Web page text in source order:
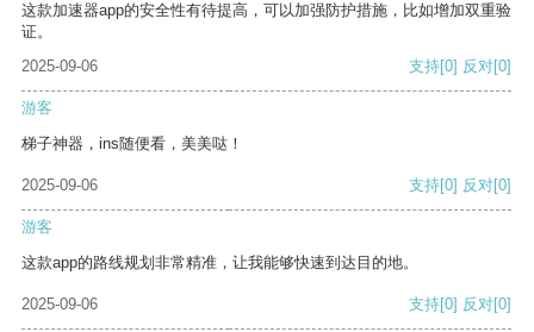
这款加速器app的安全性有待提高，可以加强防护措施，比如增加双重验
证。
2025-09-06
支持[0] 反对[0]
游客
梯子神器，ins随便看，美美哒！
2025-09-06 支持[0] 反对[0]
游客
这款app的路线规划非常精准，让我能够快速到达目的地。
2025-09-06 支持[0] 反对[0]